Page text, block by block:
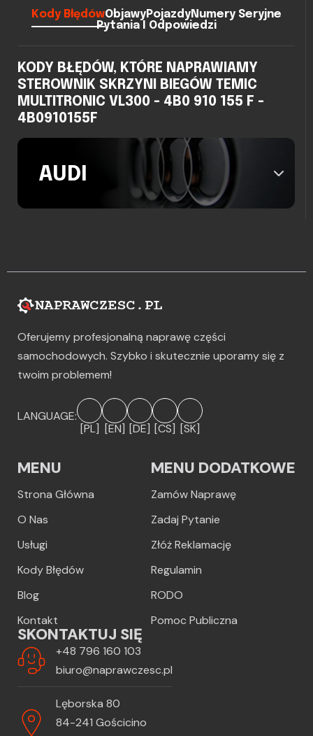
Kody BłędówObjawyPojazdyNumery Seryjne
Pytania I Odpowiedzi
KODY BŁĘDÓW, KTÓRE NAPRAWIAMY
STEROWNIK SKRZYNI BIEGÓW TEMIC
MULTITRONIC VL300 - 4B0 910 155 F -
4B0910155F
AUDI
Oferujemy profesjonalną naprawę części
samochodowych. Szybko i skutecznie uporamy się z
twoim problemem!
LANGUAGE:
[PL] [EN] [DE] [CS] [SK]
MENU
Strona Główna
O Nas
Usługi
Kody Błędów
Blog
Kontakt
MENU DODATKOWE
Zamów Naprawę
Zadaj Pytanie
Złóż Reklamację
Regulamin
RODO
Pomoc Publiczna
SKONTAKTUJ SIĘ
+48 796 160 103
biuro@naprawczesc.pl
Lęborska 80
84-241 Gościcino